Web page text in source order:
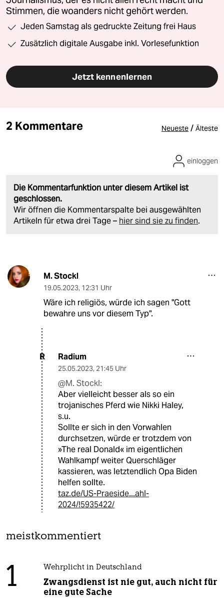
Stimmen, die woanders nicht gehört werden.
Jeden Samstag als gedruckte Zeitung frei Haus
Zusätzlich digitale Ausgabe inkl. Vorlesefunktion
Jetzt kennenlernen
2 Kommentare Neueste / Älteste
Die Kommentarfunktion unter diesem Artikel ist
geschlossen.
Wir öffnen die Kommentarspalte bei ausgewählten
Artikeln für etwa drei Tage – hier sind sie zu finden.
einloggen
M. Stockl
19.05.2023, 12:31 Uhr
Wäre ich religiös, würde ich sagen "Gott
bewahre uns vor diesem Typ".
R Radium
25.05.2023, 21:45 Uhr
@M. Stockl:
Aber vielleicht besser als so ein
trojanisches Pferd wie Nikki Haley,
s.u.
Sollte er sich in den Vorwahlen
durchsetzen, würde er trotzdem von
»The real Donald« im eigentlichen
Wahlkampf weiter Querschläger
kassieren, was letztendlich Opa Biden
helfen sollte.
taz.de/US-Praeside...ahl-
2024/!5935422/
meistkommentiert
1 Wehrplicht in Deutschland
Zwangsdienst ist nie gut, auch nicht für
eine gute Sache